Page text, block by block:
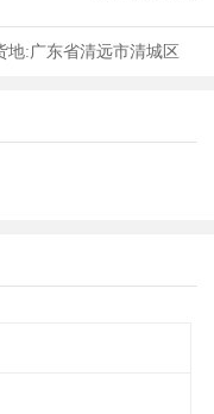
地:广东省清远市清城区